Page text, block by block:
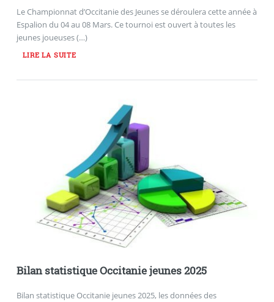
Le Championnat d’Occitanie des Jeunes se déroulera cette année à
Espalion du 04 au 08 Mars. Ce tournoi est ouvert à toutes les
jeunes joueuses (…)
LIRE LA SUITE
Bilan statistique Occitanie jeunes 2025
Bilan statistique Occitanie jeunes 2025, les données des